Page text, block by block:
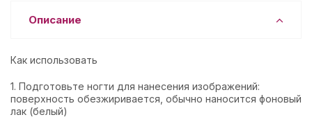
Описание
Как использовать
1. Подготовьте ногти для нанесения изображений:
поверхность обезжиривается, обычно наносится фоновый
лак (белый)